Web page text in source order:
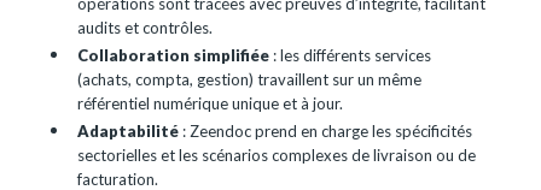
audits et contrôles.
Collaboration simplifiée : les différents services
(achats, compta, gestion) travaillent sur un même
référentiel numérique unique et à jour.
Adaptabilité : Zeendoc prend en charge les spécificités
sectorielles et les scénarios complexes de livraison ou de
facturation.